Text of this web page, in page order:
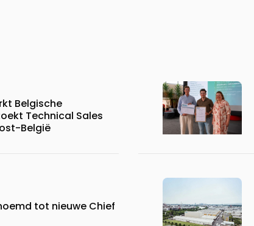
Belgische
Technical Sales
België
tot nieuwe Chief